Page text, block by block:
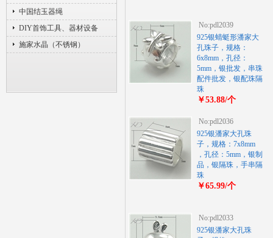
中国结玉器绳
DIY首饰工具、器材设备
施家水晶（不锈钢）
No:pdl2039
925银蜻蜓形潘家大
孔珠子，规格：
6x8mm，孔径：
5mm，银批发，串珠
配件批发，银配珠隔
珠
￥53.88/个
No:pdl2036
925银潘家大孔珠
子，规格：7x8mm
，孔径：5mm，银制
品，银隔珠，手串隔
珠
￥65.99/个
No:pdl2033
925银潘家大孔珠